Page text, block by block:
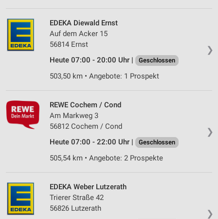
❯
EDEKA Diewald Ernst
Auf dem Acker 15
56814 Ernst
Heute 07:00 - 20:00 Uhr |
Geschlossen
503,50 km • Angebote: 1 Prospekt
❯
REWE Cochem / Cond
Am Markweg 3
56812 Cochem / Cond
Heute 07:00 - 22:00 Uhr |
Geschlossen
505,54 km • Angebote: 2 Prospekte
❯
EDEKA Weber Lutzerath
Trierer Straße 42
56826 Lutzerath